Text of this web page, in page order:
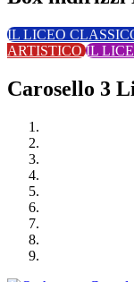
IL LICEO
ARTISTICOIL
Carosello 3